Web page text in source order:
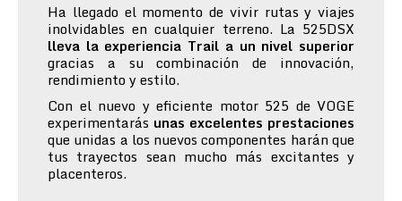
Ha llegado el momento de vivir rutas y viajes
inolvidables en cualquier terreno. La 525DSX
lleva la experiencia Trail a un nivel superior
gracias a su combinación de innovación,
rendimiento y estilo.
Con el nuevo y eficiente motor 525 de VOGE
experimentarás unas excelentes prestaciones
que unidas a los nuevos componentes harán que
tus trayectos sean mucho más excitantes y
placenteros.